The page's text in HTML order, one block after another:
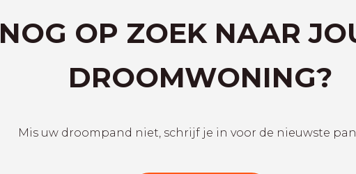
NOG OP ZOEK NAAR
DROOMWONING?
Mis uw droompand niet, schrijf je in voor de nieuwste